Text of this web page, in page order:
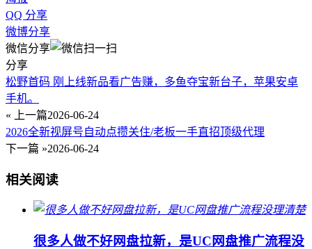
QQ 分享
微博分享
微信分享
分享
松野首码 刚上线新品看广告赚，多鱼夺宝新台子，苹果安卓
手机。
« 上一篇2026-06-24
2026全新视屏号自动点攒关住/老板一手直招顶级代理
下一篇 »2026-06-24
相关阅读
很多人做不好网盘拉新，是UC网盘推广流程没